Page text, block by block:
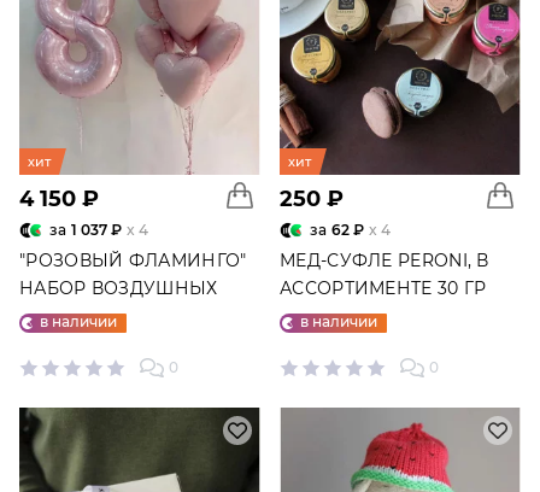
хит
4 150 ₽
за 1 037 ₽ x 4
"РОЗОВЫЙ ФЛАМИНГО"
НАБОР ВОЗДУШНЫХ
ШАРОВ №25
в наличии
0
хит
250 ₽
за 62 ₽ x 4
МЕД-СУФЛЕ PERONI, В
АССОРТИМЕНТЕ 30 ГР
в наличии
0